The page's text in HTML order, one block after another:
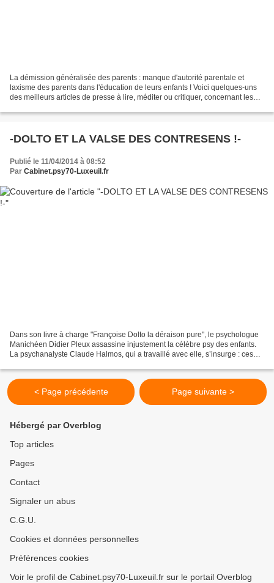
La démission généralisée des parents : manque d'autorité parentale et
laxisme des parents dans l'éducation de leurs enfants ! Voici quelques-uns
des meilleurs articles de presse à lire, méditer ou critiquer, concernant les
-DOLTO ET LA VALSE DES CONTRESENS !-
Publié le 11/04/2014 à 08:52
Par Cabinet.psy70-Luxeuil.fr
Dans son livre à charge "Françoise Dolto la déraison pure", le psychologue
Manichéen Didier Pleux assassine injustement la célèbre psy des enfants.
La psychanalyste Claude Halmos, qui a travaillé avec elle, s’insurge : ces
< Page précédente Page suivante >
Hébergé par Overblog
Top articles
Pages
Contact
Signaler un abus
C.G.U.
Cookies et données personnelles
Préférences cookies
Voir le profil de Cabinet.psy70-Luxeuil.fr sur le portail Overblog